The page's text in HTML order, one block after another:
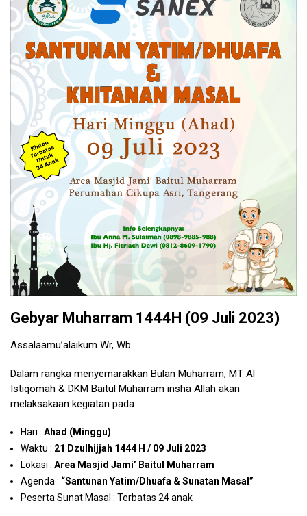
Gebyar Muharram 1444H (09 Juli 2023)
Assalaamu’alaikum Wr, Wb.
Dalam rangka menyemarakkan Bulan Muharram, MT Al
Istiqomah & DKM Baitul Muharram insha Allah akan
melaksakaan kegiatan pada:
Hari : Ahad (Minggu)
Waktu : 21 Dzulhijjah 1444 H / 09 Juli 2023
Lokasi : Area Masjid Jami’ Baitul Muharram
Agenda : “Santunan Yatim/Dhuafa & Sunatan Masal”
Peserta Sunat Masal : Terbatas 24 anak